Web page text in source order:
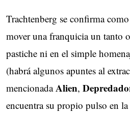
Trachtenberg se confirma
mover una franquicia un tanto
pastiche ni en el simple
(habrá algunos apuntes al
mencionadaAlien,
encuentra su propio pulso en